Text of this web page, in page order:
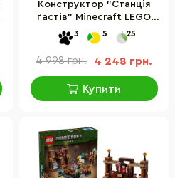
Конструктор "Станція
ґастів" Minecraft LEGO
21597- 754 деталі
3 5 25
4 998 грн. 4 248 грн.
Купити